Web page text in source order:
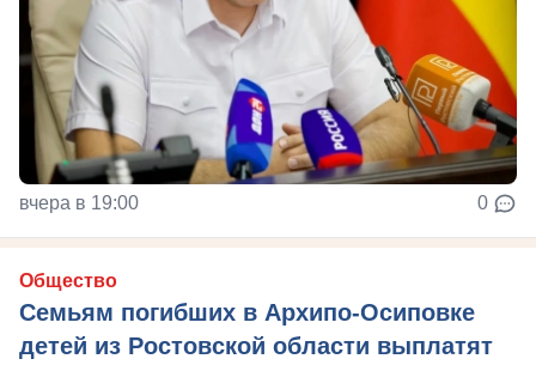
вчера в 19:00 0
Общество
Семьям погибших в Архипо-Осиповке
детей из Ростовской области выплатят